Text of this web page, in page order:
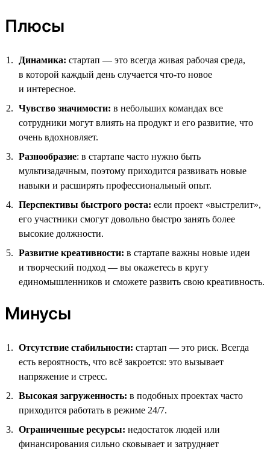
Плюсы
Динамика: стартап — это всегда живая рабочая среда,
в которой каждый день случается что-то новое
и интересное.
Чувство значимости: в небольших командах все
сотрудники могут влиять на продукт и его развитие, что
очень вдохновляет.
Разнообразие: в стартапе часто нужно быть
мультизадачным, поэтому приходится развивать новые
навыки и расширять профессиональный опыт.
Перспективы быстрого роста: если проект «выстрелит»,
его участники смогут довольно быстро занять более
высокие должности.
Развитие креативности: в стартапе важны новые идеи
и творческий подход — вы окажетесь в кругу
единомышленников и сможете развить свою креативность.
Минусы
Отсутствие стабильности: стартап — это риск. Всегда
есть вероятность, что всё закроется: это вызывает
напряжение и стресс.
Высокая загруженность: в подобных проектах часто
приходится работать в режиме 24/7.
Ограниченные ресурсы: недостаток людей или
финансирования сильно сковывает и затрудняет